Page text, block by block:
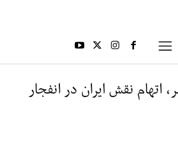
اتهام نقش ایران در انفجار